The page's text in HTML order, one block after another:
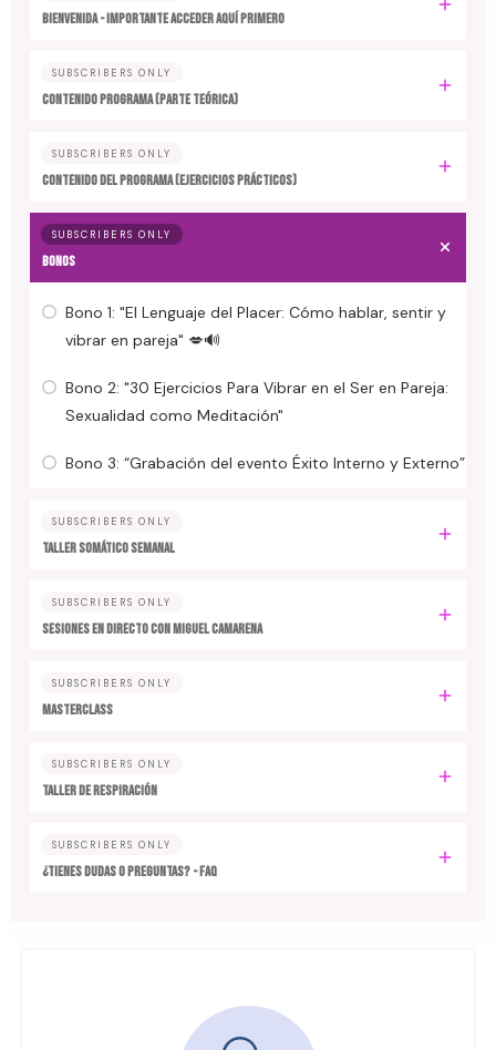
BIENVENIDA - IMPORTANTE ACCEDER AQUÍ PRIMERO
SUBSCRIBERS ONLY
CONTENIDO PROGRAMA (Parte Teórica)
SUBSCRIBERS ONLY
CONTENIDO DEL PROGRAMA (Ejercicios Prácticos)
SUBSCRIBERS ONLY
BONOS
Bono 1: "El Lenguaje del Placer: Cómo hablar, sentir y
vibrar en pareja" 💋🔊
Bono 2: "30 Ejercicios Para Vibrar en el Ser en Pareja:
Sexualidad como Meditación"
Bono 3: “Grabación del evento Éxito Interno y Externo”
SUBSCRIBERS ONLY
TALLER SOMÁTICO SEMANAL
SUBSCRIBERS ONLY
SESIONES EN DIRECTO CON MIGUEL CAMARENA
SUBSCRIBERS ONLY
MASTERCLASS
SUBSCRIBERS ONLY
TALLER DE RESPIRACIÓN
SUBSCRIBERS ONLY
¿TIENES DUDAS O PREGUNTAS? - FAQ